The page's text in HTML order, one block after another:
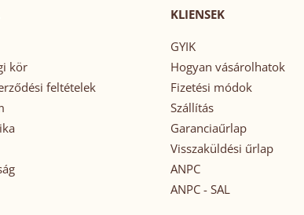
kör
feltételek
KLIENSEK
GYIK
Hogyan vásárolhatok
Fizetési módok
Szállítás
Garanciaűrlap
Visszaküldési űrlap
ANPC
ANPC - SAL